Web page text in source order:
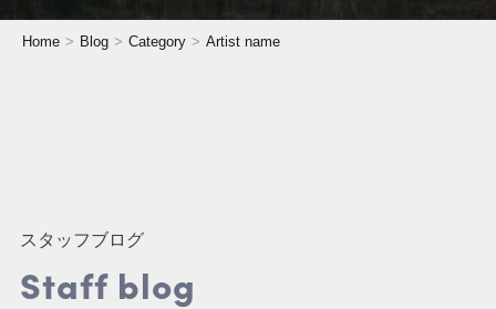
Home Blog Category Artist name
スタッフブログ
Staff blog